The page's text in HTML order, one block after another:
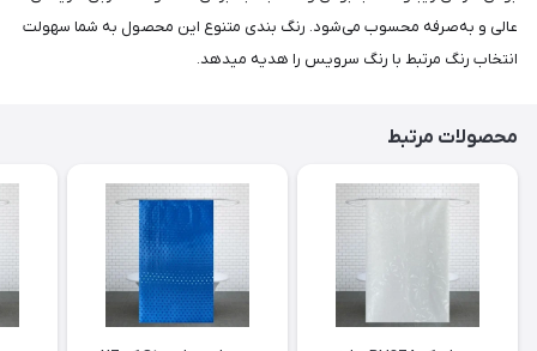
عالی و به‌صرفه محسوب می‌شود. رنگ بندی متنوع این محصول به شما سهولت
انتخاب رنگ مرتبط با رنگ سرویس را هدیه میدهد.
محصولات مرتبط